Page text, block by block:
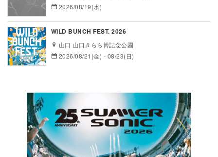
2026/08/19(水)
WILD BUNCH FEST. 2026
山口 山口きらら博記念公園
2026/08/21(金) - 08/23(日)